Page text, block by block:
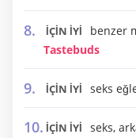
İÇİN İYİ
benzer
Tastebuds
İÇİN İYİ seks
İÇİN İYİ
seks,